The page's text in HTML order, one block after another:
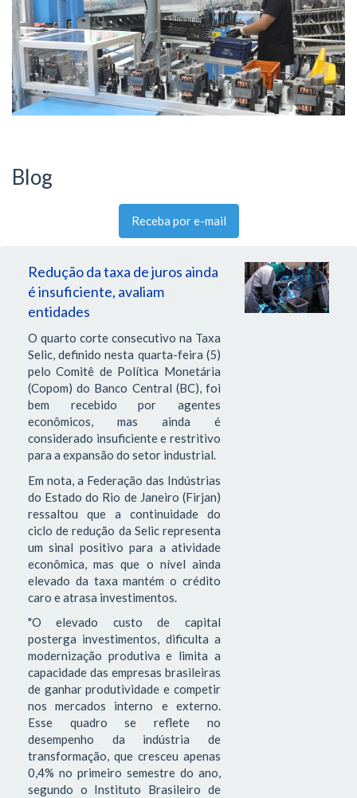
Blog
Receba por e-mail
Redução da taxa de juros ainda
é insuficiente, avaliam
entidades
O quarto corte consecutivo na Taxa
Selic, definido nesta quarta-feira (5)
pelo Comitê de Política Monetária
(Copom) do Banco Central (BC), foi
bem recebido por agentes
econômicos, mas ainda é
considerado insuficiente e restritivo
para a expansão do setor industrial.
Em nota, a Federação das Indústrias
do Estado do Rio de Janeiro (Firjan)
ressaltou que a continuidade do
ciclo de redução da Selic representa
um sinal positivo para a atividade
econômica, mas que o nível ainda
elevado da taxa mantém o crédito
caro e atrasa investimentos.
"O elevado custo de capital
posterga investimentos, dificulta a
modernização produtiva e limita a
capacidade das empresas brasileiras
de ganhar produtividade e competir
nos mercados interno e externo.
Esse quadro se reflete no
desempenho da indústria de
transformação, que cresceu apenas
0,4% no primeiro semestre do ano,
segundo o Instituto Brasileiro de